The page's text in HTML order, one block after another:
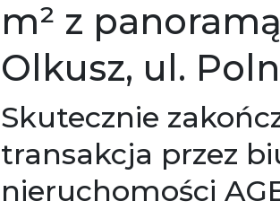
m² z
Olkusz, ul.
Skutecznie
transakcja przez
nieruchomości